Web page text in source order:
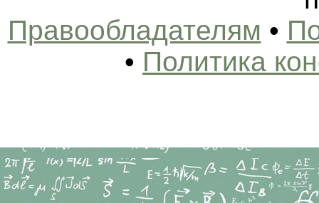
Правообладателям •
• Политика